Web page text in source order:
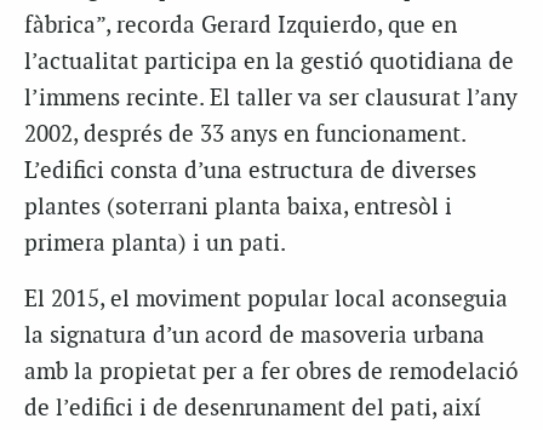
fàbrica”, recorda Gerard Izquierdo, que en
l’actualitat participa en la gestió quotidiana de
l’immens recinte. El taller va ser clausurat l’any
2002, després de 33 anys en funcionament.
L’edifici consta d’una estructura de diverses
plantes (soterrani planta baixa, entresòl i
primera planta) i un pati.
El 2015, el moviment popular local aconseguia
la signatura d’un acord de masoveria urbana
amb la propietat per a fer obres de remodelació
de l’edifici i de desenrunament del pati, així